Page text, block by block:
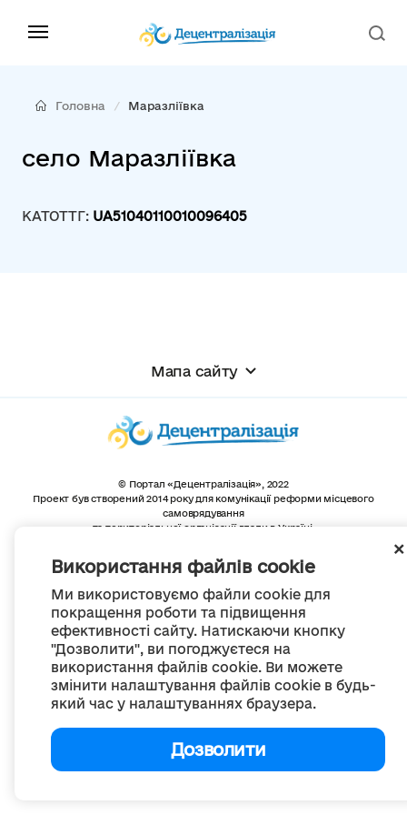
Використання файлів cookie
Ми використовуємо файли cookie для
покращення роботи та підвищення
ефективності сайту. Натискаючи кнопку
"Дозволити", ви погоджуєтеся на
використання файлів cookie. Ви можете
змінити налаштування файлів cookie в будь-
який час у налаштуваннях браузера.
Дозволити
Головна Маразліївка
село Маразліївка
КАТОТТГ: UA51040110010096405
Мапа сайту
© Портал «Децентралізація», 2022
Проект був створений 2014 року для комунікації реформи місцевого
самоврядування
та територіальної організації влади в Україні.
Весь контент доступний за ліцензією
Creative Commons Attribution 4.0 International license,
якщо не зазначено інше